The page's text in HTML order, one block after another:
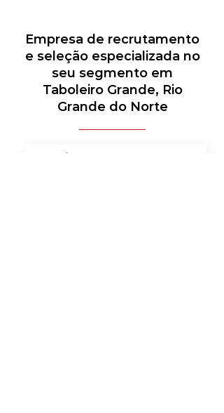
Empresa de recrutamento
e seleção especializada no
seu segmento em
Taboleiro Grande, Rio
Grande do Norte